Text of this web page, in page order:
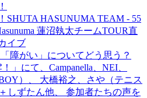
SHUTA HASUNUMA TEAM - 55
蓮沼執太チームTOUR直
イブ
障がい」についてどう思う？
」にて、Campanella、NEI、
）、 大橋裕之、さや（テニス
しずたん他、 参加者たちの声を